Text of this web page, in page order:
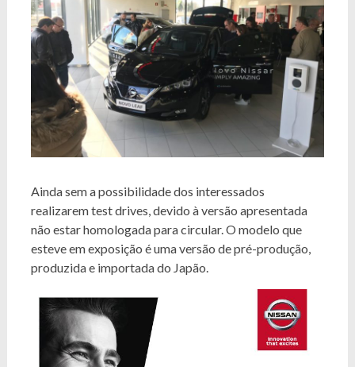
Ainda sem a possibilidade dos interessados
realizarem test drives, devido à versão apresentada
não estar homologada para circular. O modelo que
esteve em exposição é uma versão de pré-produção,
produzida e importada do Japão.